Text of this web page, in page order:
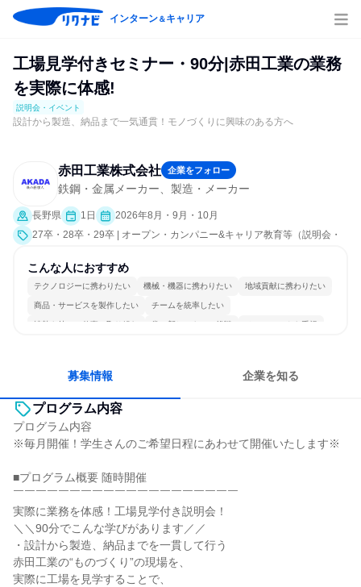
インターン＆キャリア
工場見学付きセミナー・90分|赤田工業の業務
を実際に体感!
説明会・イベント
設計から製造、納品まで一気通貫！モノづくりに興味のある方へ
赤田工業株式会社 企業をフォロー
鉄鋼・金属メーカー、製造・メーカー
長野県 1日
2026年8月・9月・10月
27卒・28卒・29卒 | オープン・カンパニー&キャリア教育等（説明会・
究]）
こんな人におすすめ
テクノロジーに携わりたい 機械・機器に携わりたい 地域貢献に携わりたい
商品・サービスを製作したい チームを統率したい
情熱を持って仕事に取り組む 常に新しいものに挑戦 チームワークを重視
募集情報 企業を知る
プログラム内容
プログラム内容
※毎月開催！学生さんのご希望日程にあわせて開催いたします※
■プログラム概要 随時開催
￣￣￣￣￣￣￣￣￣￣￣￣￣￣￣￣￣￣￣￣
実際に業務を体感！工場見学付き説明会！
＼＼90分でこんな学びがあります／／
・設計から製造、納品までを一貫して行う
赤田工業の“ものづくり”の現場を、
実際に工場を見学することで、